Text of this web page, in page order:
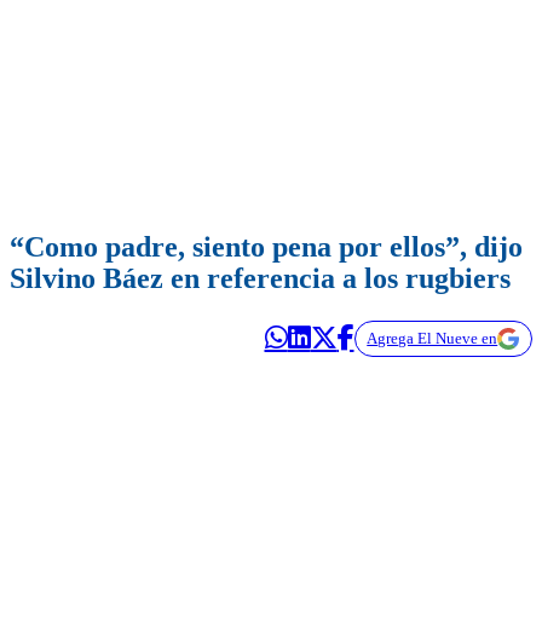
“Como padre, siento pena por ellos”, dijo
Silvino Báez en referencia a los rugbiers
Agrega El Nueve en